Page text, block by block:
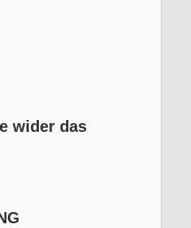
wider das